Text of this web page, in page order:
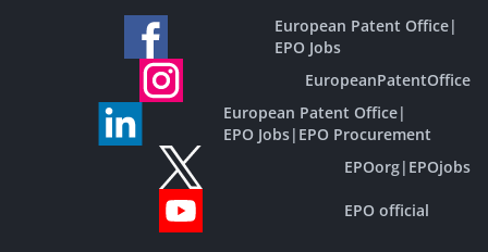
European Patent Office|
EPO Jobs
EuropeanPatentOffice
European Patent Office|
EPO Jobs| EPO Procurement
EPOorg| EPOjobs
EPO official